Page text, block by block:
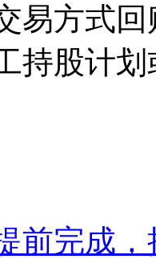
易方式
持股计划
前完成